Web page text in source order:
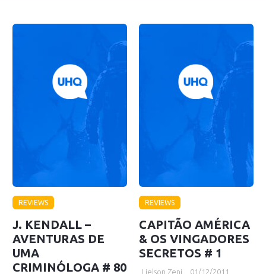
REVIEWS
J. KENDALL –
AVENTURAS DE
UMA
CRIMINÓLOGA # 80
REVIEWS
CAPITÃO AMÉRICA
& OS VINGADORES
SECRETOS # 1
Lielson Zeni 01/12/2011